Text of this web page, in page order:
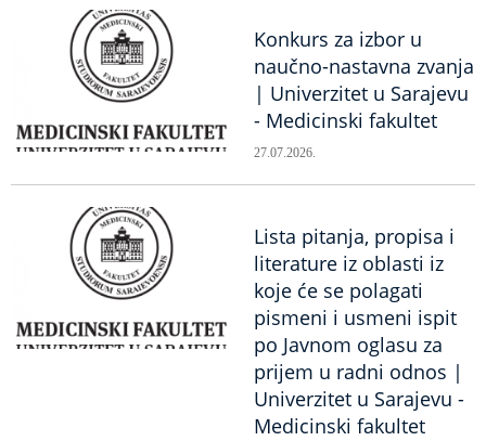
Konkurs za izbor u
naučno-nastavna zvanja
| Univerzitet u Sarajevu
- Medicinski fakultet
27.07.2026.
Lista pitanja, propisa i
literature iz oblasti iz
koje će se polagati
pismeni i usmeni ispit
po Javnom oglasu za
prijem u radni odnos |
Univerzitet u Sarajevu -
Medicinski fakultet